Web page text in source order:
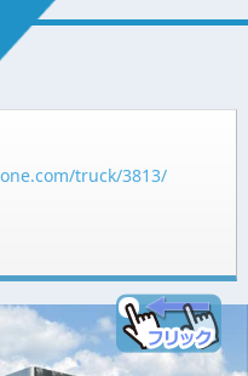
truck/3813/